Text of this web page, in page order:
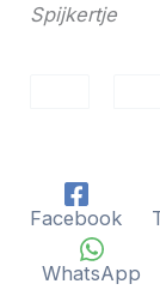
Spijkertje
Facebook
WhatsApp